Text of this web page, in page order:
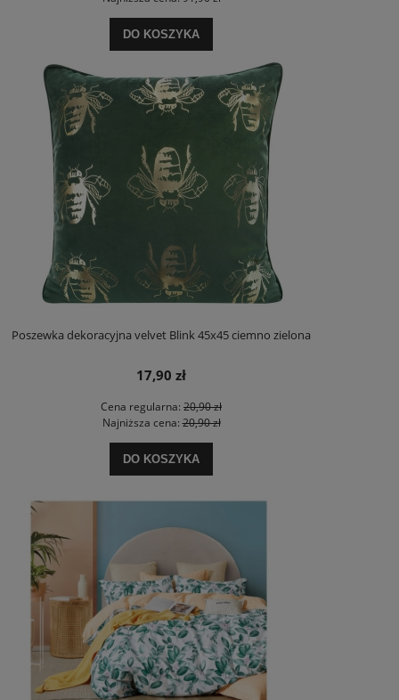
DO KOSZYKA
Poszewka dekoracyjna velvet Blink 45x45 ciemno zielona
17,90 zł
Cena regularna: 20,90 zł
Najniższa cena:20,90 zł
DO KOSZYKA